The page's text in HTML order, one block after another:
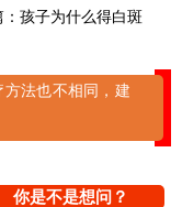
：孩子为什么得白斑
法也不相同，建
你是不是想问？